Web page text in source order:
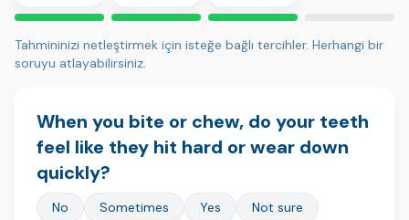
Tahmininizi netleştirmek için isteğe bağlı tercihler. Herhangi bir
soruyu atlayabilirsiniz.
When you bite or chew, do your teeth
feel like they hit hard or wear down
quickly?
No Sometimes Yes Not sure